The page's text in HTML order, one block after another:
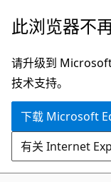
跳
主
要
内
此浏览器不
请升级到
技术支持。
下载 Microsoft
有关 Internet